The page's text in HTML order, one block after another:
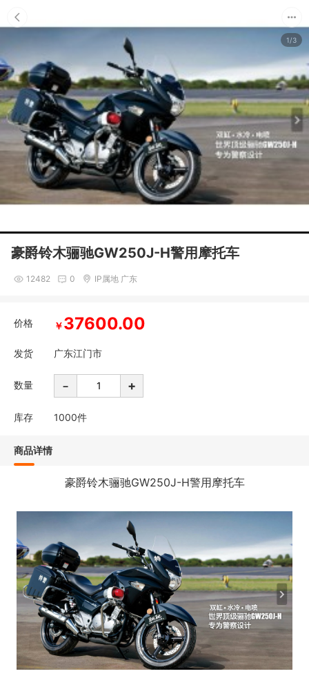
1/3
豪爵铃木骊驰GW250J-H警用摩托车
12482 0 IP属地 广东
价格 ￥37600.00
发货 广东江门市
数量 - +
库存 1000件
商品详情
豪爵铃木骊驰GW250J-H警用摩托车